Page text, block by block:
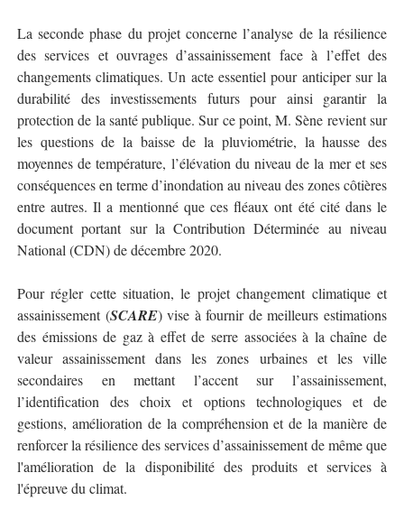
La seconde phase du projet concerne l’analyse de la résilience
des services et ouvrages d’assainissement face à l’effet des
changements climatiques. Un acte essentiel pour anticiper sur la
durabilité des investissements futurs pour ainsi garantir la
protection de la santé publique. Sur ce point, M. Sène revient sur
les questions de la baisse de la pluviométrie, la hausse des
moyennes de température, l’élévation du niveau de la mer et ses
conséquences en terme d’inondation au niveau des zones côtières
entre autres. Il a mentionné que ces fléaux ont été cité dans le
document portant sur la Contribution Déterminée au niveau
National (CDN) de décembre 2020.
Pour régler cette situation, le projet changement climatique et
assainissement (SCARE) vise à fournir de meilleurs estimations
des émissions de gaz à effet de serre associées à la chaîne de
valeur assainissement dans les zones urbaines et les ville
secondaires en mettant l’accent sur l’assainissement,
l’identification des choix et options technologiques et de
gestions, amélioration de la compréhension et de la manière de
renforcer la résilience des services d’assainissement de même que
l'amélioration de la disponibilité des produits et services à
l'épreuve du climat.